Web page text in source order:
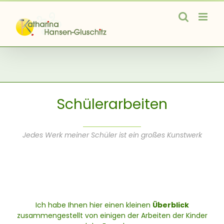
Zum
springen
Schülerarbeiten
Jedes Werk meiner Schüler ist ein großes Kunstwerk
Ich habe Ihnen hier einen kleinen Überblick
zusammengestellt von einigen der Arbeiten der Kinder